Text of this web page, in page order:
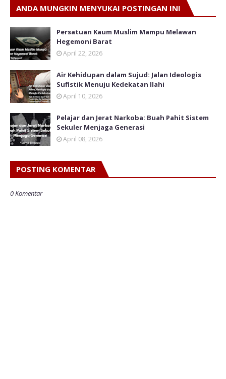
ANDA MUNGKIN MENYUKAI POSTINGAN INI
Persatuan Kaum Muslim Mampu Melawan
Hegemoni Barat
April 22, 2026
Air Kehidupan dalam Sujud: Jalan Ideologis
Sufistik Menuju Kedekatan Ilahi
April 10, 2026
Pelajar dan Jerat Narkoba: Buah Pahit Sistem
Sekuler Menjaga Generasi
April 08, 2026
POSTING KOMENTAR
0 Komentar